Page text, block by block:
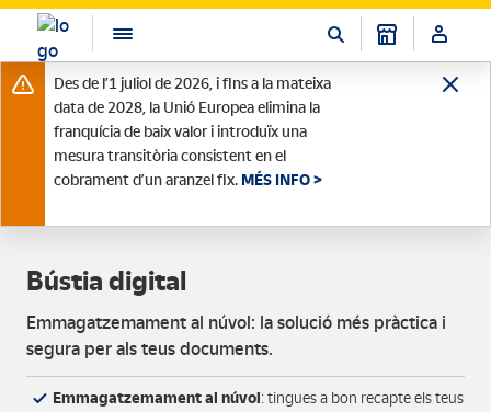
Des de l’1 juliol de 2026, i fins a la mateixa
data de 2028, la Unió Europea elimina la
franquícia de baix valor i introduïx una
mesura transitòria consistent en el
cobrament d’un aranzel fix. MÉS INFO >
Bústia digital
Emmagatzemament al núvol: la solució més pràctica i
segura per als teus documents.
Emmagatzemament al núvol: tingues a bon recapte els teus